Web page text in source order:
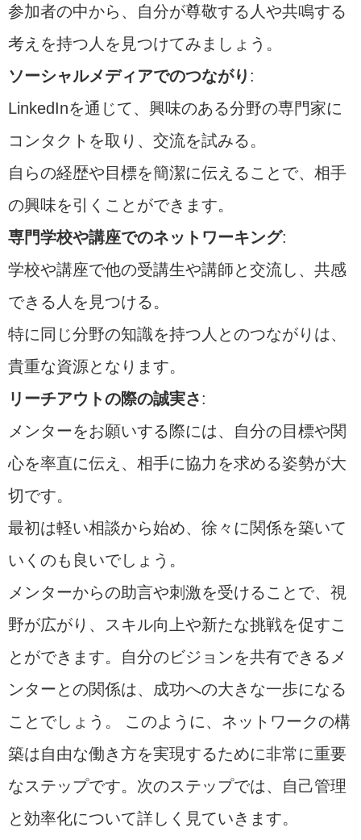
参加者の中から、自分が尊敬する人や共鳴する
考えを持つ人を見つけてみましょう。
ソーシャルメディアでのつながり :
LinkedInを通じて、興味のある分野の専門家に
コンタクトを取り、交流を試みる。
自らの経歴や目標を簡潔に伝えることで、相手
の興味を引くことができます。
専門学校や講座でのネットワーキング:
学校や講座で他の受講生や講師と交流し、共感
できる人を見つける。
特に同じ分野の知識を持つ人とのつながりは、
貴重な資源となります。
リーチアウトの際の誠実さ :
メンターをお願いする際には、自分の目標や関
心を率直に伝え、相手に協力を求める姿勢が大
切です。
最初は軽い相談から始め、徐々に関係を築いて
いくのも良いでしょう。
メンターからの助言や刺激を受けることで、視
野が広がり、スキル向上や新たな挑戦を促すこ
とができます。自分のビジョンを共有できるメ
ンターとの関係は、成功への大きな一歩になる
ことでしょう。 このように、ネットワークの構
築は自由な働き方を実現するために非常に重要
なステップです。次のステップでは、自己管理
と効率化について詳しく見ていきます。